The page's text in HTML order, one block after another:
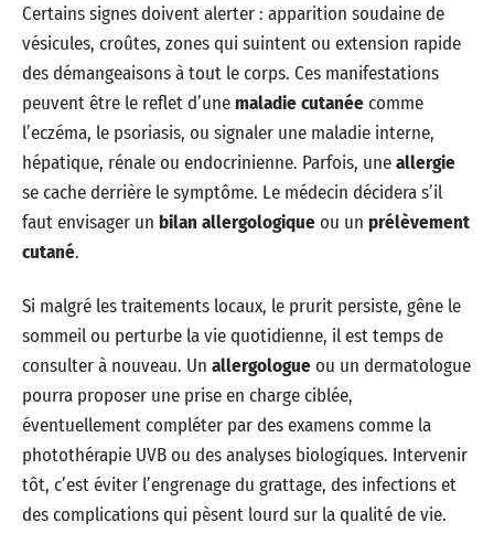
Certains signes doivent alerter : apparition soudaine de
vésicules, croûtes, zones qui suintent ou extension rapide
des démangeaisons à tout le corps. Ces manifestations
peuvent être le reflet d’unemaladie cutanéecomme
l’eczéma, le psoriasis, ou signaler une maladie interne,
hépatique, rénale ou endocrinienne. Parfois, uneallergie
se cache derrière le symptôme. Le médecin décidera s’il
faut envisager un bilan allergologiqueou un prélèvement
cutané.
Si malgré les traitements locaux, le prurit persiste, gêne le
sommeil ou perturbe la vie quotidienne, il est temps de
consulter à nouveau. Un allergologueou un dermatologue
pourra proposer une prise en charge ciblée,
éventuellement compléter par des examens comme la
photothérapie UVB ou des analyses biologiques. Intervenir
tôt, c’est éviter l’engrenage du grattage, des infections et
des complications qui pèsent lourd sur la qualité de vie.